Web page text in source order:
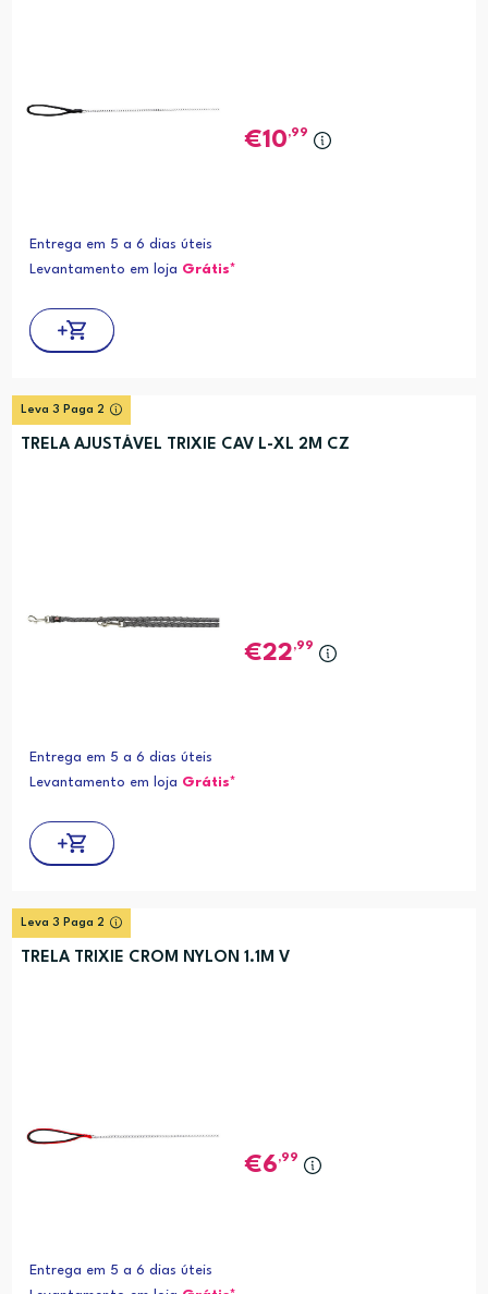
10,99
Entrega em 5 a 6 dias úteis
Levantamento em loja Grátis*
Leva 3 Paga 2
TRELA AJUSTÁVEL TRIXIE CAV L-XL 2M CZ
22,99
Entrega em 5 a 6 dias úteis
Levantamento em loja Grátis*
Leva 3 Paga 2
TRELA TRIXIE CROM NYLON 1.1M V
6,99
Entrega em 5 a 6 dias úteis